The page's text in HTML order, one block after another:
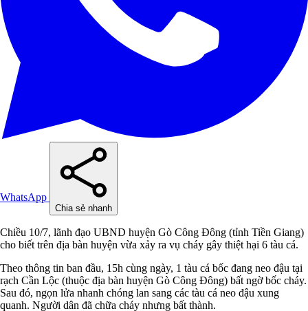
WhatsApp
Chia sẻ nhanh
Chiều 10/7, lãnh đạo UBND huyện Gò Công Đông (tỉnh Tiền Giang)
cho biết trên địa bàn huyện vừa xảy ra vụ cháy gây thiệt hại 6 tàu cá.
Theo thông tin ban đầu, 15h cùng ngày, 1 tàu cá bốc đang neo đậu tại
rạch Cần Lộc (thuộc địa bàn huyện Gò Công Đông) bất ngờ bốc cháy.
Sau đó, ngọn lửa nhanh chóng lan sang các tàu cá neo đậu xung
quanh. Người dân đã chữa cháy nhưng bất thành.